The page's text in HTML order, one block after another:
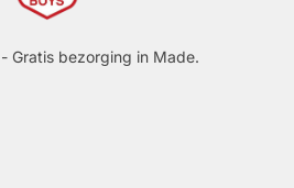
Gratis bezorging in Made.